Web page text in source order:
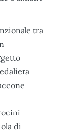
tra
di